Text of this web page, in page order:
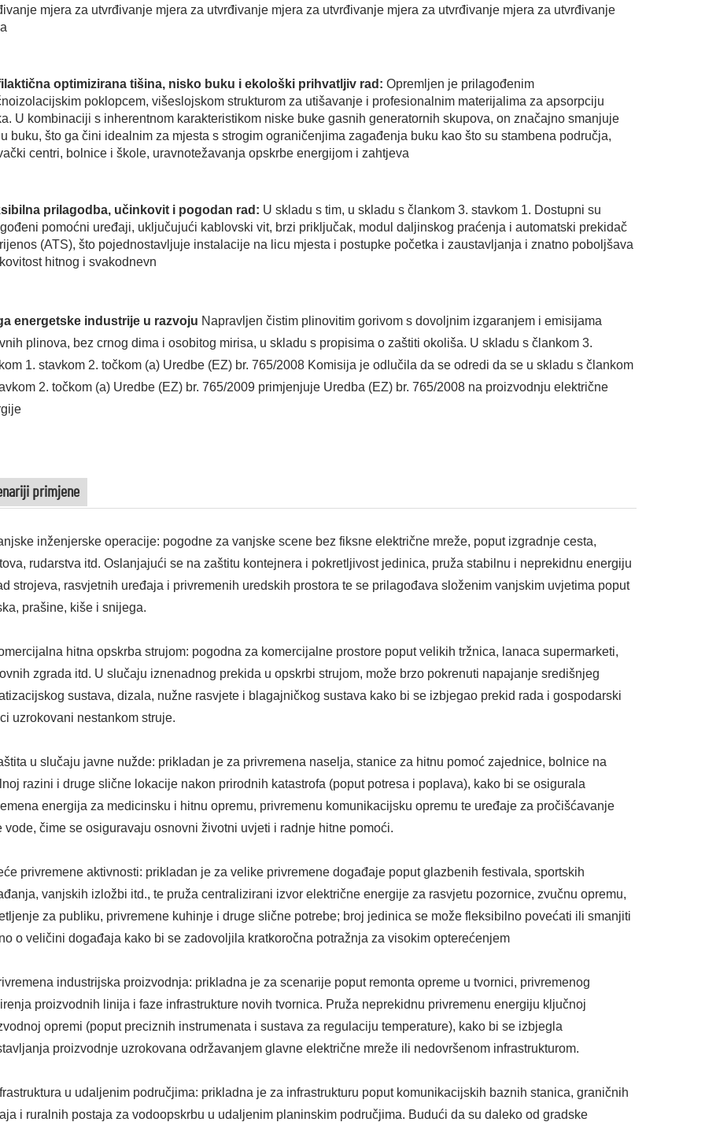
mjera za utvrđivanje mjera za utvrđivanje mjera za utvrđivanje mjera za utvrđivanje mjera za utvrđivanje
optimizirana tišina, nisko buku i ekološki prihvatljiv rad: Opremljen je prilagođenim
poklopcem, višeslojskom strukturom za utišavanje i profesionalnim materijalima za apsorpciju
U kombinaciji s inherentnom karakteristikom niske buke gasnih generatornih skupova, on značajno smanjuje
buku, što ga čini idealnim za mjesta s strogim ograničenjima zagađenja buku kao što su stambena područja,
centri, bolnice i škole, uravnotežavanja opskrbe energijom i zahtjeva
prilagodba, učinkovit i pogodan rad: U skladu s tim, u skladu s člankom 3. stavkom 1. Dostupni su
pomoćni uređaji, uključujući kablovski vit, brzi priključak, modul daljinskog praćenja i automatski prekidač
(ATS), što pojednostavljuje instalacije na licu mjesta i postupke početka i zaustavljanja i znatno poboljšava
hitnog i svakodnevn
energetske industrije u razvoju Napravljen čistim plinovitim gorivom s dovoljnim izgaranjem i emisijama
plinova, bez crnog dima i osobitog mirisa, u skladu s propisima o zaštiti okoliša. U skladu s člankom 3.
1. stavkom 2. točkom (a) Uredbe (EZ) br. 765/2008 Komisija je odlučila da se odredi da se u skladu s člankom
2. točkom (a) Uredbe (EZ) br. 765/2009 primjenjuje Uredba (EZ) br. 765/2008 na proizvodnju električne
primjene
inženjerske operacije: pogodne za vanjske scene bez fiksne električne mreže, poput izgradnje cesta,
rudarstva itd. Oslanjajući se na zaštitu kontejnera i pokretljivost jedinica, pruža stabilnu i neprekidnu energiju
strojeva, rasvjetnih uređaja i privremenih uredskih prostora te se prilagođava složenim vanjskim uvjetima poput
prašine, kiše i snijega.
hitna opskrba strujom: pogodna za komercijalne prostore poput velikih tržnica, lanaca supermarketi,
zgrada itd. U slučaju iznenadnog prekida u opskrbi strujom, može brzo pokrenuti napajanje središnjeg
sustava, dizala, nužne rasvjete i blagajničkog sustava kako bi se izbjegao prekid rada i gospodarski
uzrokovani nestankom struje.
u slučaju javne nužde: prikladan je za privremena naselja, stanice za hitnu pomoć zajednice, bolnice na
razini i druge slične lokacije nakon prirodnih katastrofa (poput potresa i poplava), kako bi se osigurala
energija za medicinsku i hitnu opremu, privremenu komunikacijsku opremu te uređaje za pročišćavanje
vode, čime se osiguravaju osnovni životni uvjeti i radnje hitne pomoći.
privremene aktivnosti: prikladan je za velike privremene događaje poput glazbenih festivala, sportskih
vanjskih izložbi itd., te pruža centralizirani izvor električne energije za rasvjetu pozornice, zvučnu opremu,
za publiku, privremene kuhinje i druge slične potrebe; broj jedinica se može fleksibilno povećati ili smanjiti
o veličini događaja kako bi se zadovoljila kratkoročna potražnja za visokim opterećenjem
industrijska proizvodnja: prikladna je za scenarije poput remonta opreme u tvornici, privremenog
proizvodnih linija i faze infrastrukture novih tvornica. Pruža neprekidnu privremenu energiju ključnoj
opremi (poput preciznih instrumenata i sustava za regulaciju temperature), kako bi se izbjegla
proizvodnje uzrokovana održavanjem glavne električne mreže ili nedovršenom infrastrukturom.
u udaljenim područjima: prikladna je za infrastrukturu poput komunikacijskih baznih stanica, graničnih
i ruralnih postaja za vodoopskrbu u udaljenim planinskim područjima. Budući da su daleko od gradske